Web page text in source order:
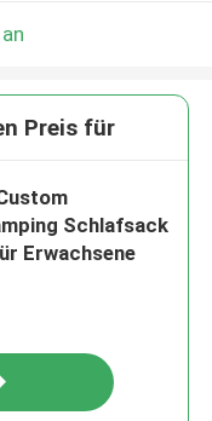
Preis für
Schlafsack
Erwachsene